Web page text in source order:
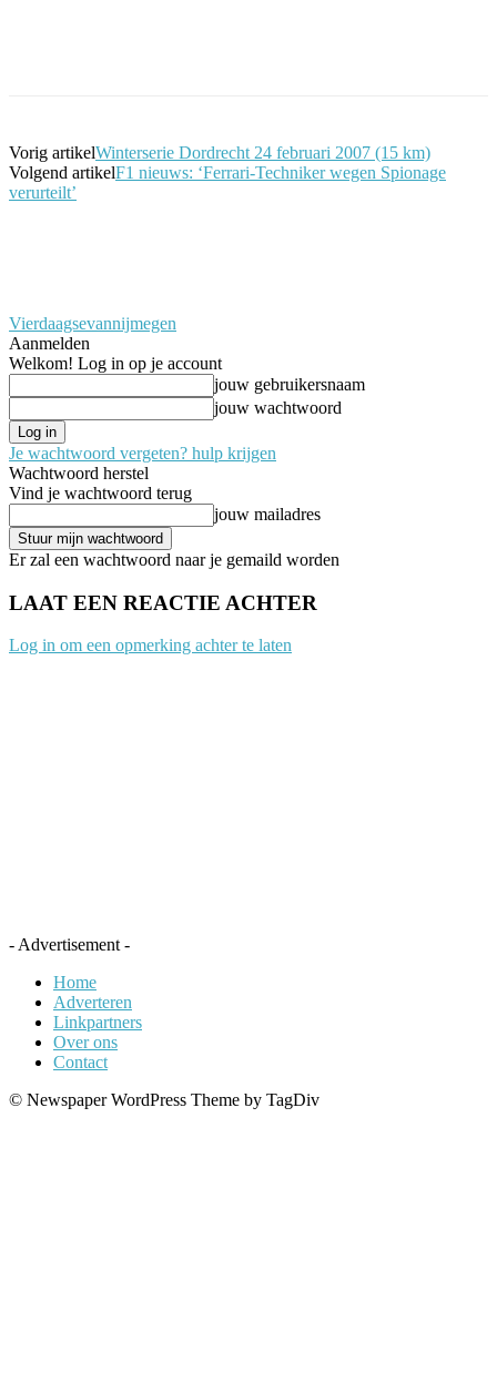
Vorig artikelWinterserie Dordrecht 24 februari 2007 (15 km)
Volgend artikelF1 nieuws: ‘Ferrari-Techniker wegen Spionage
verurteilt’
Vierdaagsevannijmegen
Aanmelden
Welkom! Log in op je account
jouw gebruikersnaam
jouw wachtwoord
Je wachtwoord vergeten? hulp krijgen
Wachtwoord herstel
Vind je wachtwoord terug
jouw mailadres
Er zal een wachtwoord naar je gemaild worden
LAAT EEN REACTIE ACHTER
Log in om een opmerking achter te laten
- Advertisement -
Home
Adverteren
Linkpartners
Over ons
Contact
© Newspaper WordPress Theme by TagDiv